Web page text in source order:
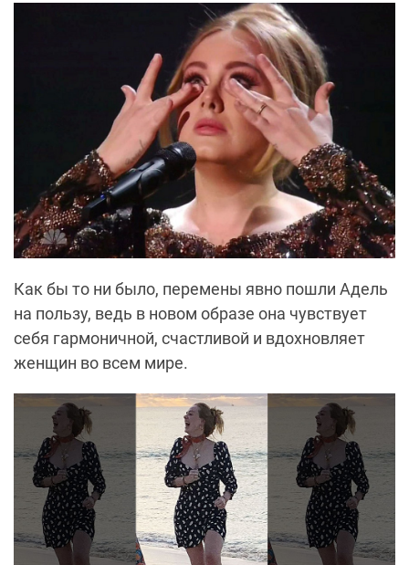
Как бы то ни было, перемены явно пошли Адель
на пользу, ведь в новом образе она чувствует
себя гармоничной, счастливой и вдохновляет
женщин во всем мире.